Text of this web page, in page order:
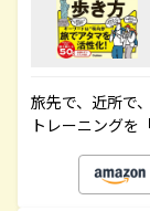
旅先で、近所で
トレーニングを